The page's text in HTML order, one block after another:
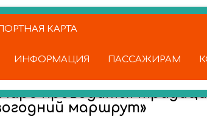
КАРТА
ИНФОРМАЦИЯ ПАССАЖИРАМ
проводится
маршрут»